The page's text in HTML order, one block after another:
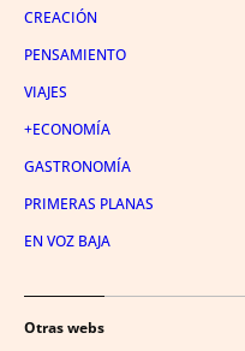
CREACIÓN
PENSAMIENTO
VIAJES
+ECONOMÍA
GASTRONOMÍA
PRIMERAS PLANAS
EN VOZ BAJA
Otras webs